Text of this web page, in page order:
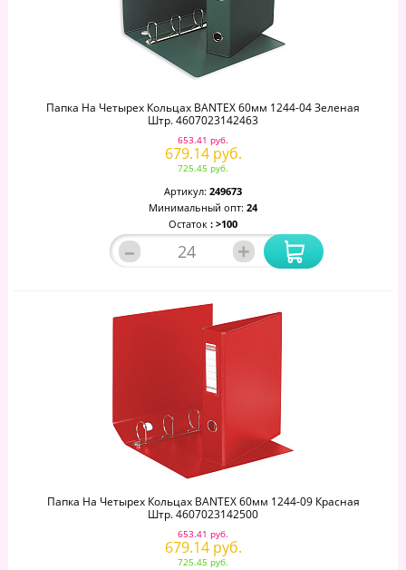
Папка На Четырех Кольцах BANTEX 60мм 1244-04 Зеленая
Штр. 4607023142463
653.41 руб.
679.14 руб.
725.45 руб.
Артикул: 249673
Минимальный опт: 24
Остаток : >100
– +
Папка На Четырех Кольцах BANTEX 60мм 1244-09 Красная
Штр. 4607023142500
653.41 руб.
679.14 руб.
725.45 руб.